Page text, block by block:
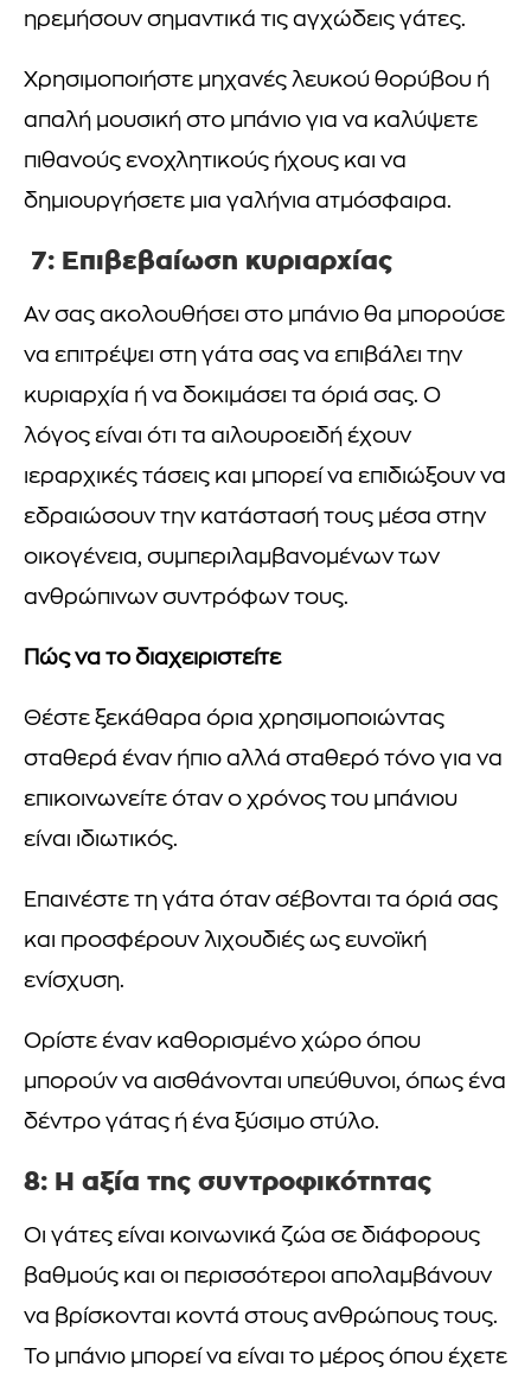
ηρεμήσουν σημαντικά τις αγχώδεις γάτες.
Χρησιμοποιήστε μηχανές λευκού θορύβου ή
απαλή μουσική στο μπάνιο για να καλύψετε
πιθανούς ενοχλητικούς ήχους και να
δημιουργήσετε μια γαλήνια ατμόσφαιρα.
7: Επιβεβαίωση κυριαρχίας
Αν σας ακολουθήσει στο μπάνιο θα μπορούσε
να επιτρέψει στη γάτα σας να επιβάλει την
κυριαρχία ή να δοκιμάσει τα όριά σας. Ο
λόγος είναι ότι τα αιλουροειδή έχουν
ιεραρχικές τάσεις και μπορεί να επιδιώξουν να
εδραιώσουν την κατάστασή τους μέσα στην
οικογένεια, συμπεριλαμβανομένων των
ανθρώπινων συντρόφων τους.
Πώς να το διαχειριστείτε
Θέστε ξεκάθαρα όρια χρησιμοποιώντας
σταθερά έναν ήπιο αλλά σταθερό τόνο για να
επικοινωνείτε όταν ο χρόνος του μπάνιου
είναι ιδιωτικός.
Επαινέστε τη γάτα όταν σέβονται τα όριά σας
και προσφέρουν λιχουδιές ως ευνοϊκή
ενίσχυση.
Ορίστε έναν καθορισμένο χώρο όπου
μπορούν να αισθάνονται υπεύθυνοι, όπως ένα
δέντρο γάτας ή ένα ξύσιμο στύλο.
8: Η αξία της συντροφικότητας
Οι γάτες είναι κοινωνικά ζώα σε διάφορους
βαθμούς και οι περισσότεροι απολαμβάνουν
να βρίσκονται κοντά στους ανθρώπους τους.
Το μπάνιο μπορεί να είναι το μέρος όπου έχετε